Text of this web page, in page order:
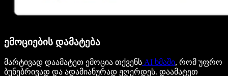
ემოციების დამატება
მარტივად დაამატეთ ემოცია თქვენს AI ხმაში, რომ უფრო
ბუნებრივად და ადამიანურად ჟღერდეს. დაამატეთ